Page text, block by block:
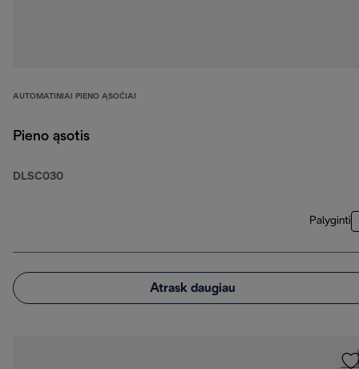
AUTOMATINIAI PIENO ĄSOČIAI
Pieno ąsotis
DLSC030
Palyginti
Atrask daugiau